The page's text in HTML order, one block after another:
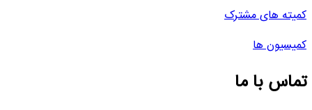
کمیته های مشترک
کمیسیون ها
تماس با ما